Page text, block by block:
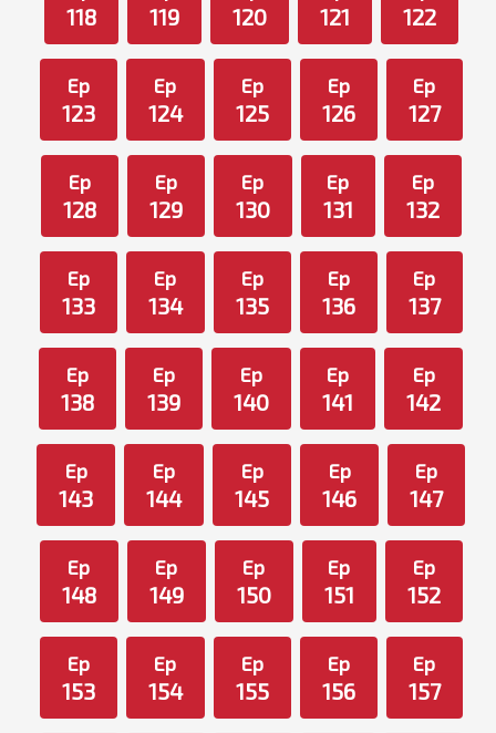
118 119 120 121 122
Ep
123
Ep
124
Ep
125
Ep
126
Ep
127
Ep
128
Ep
129
Ep
130
Ep
131
Ep
132
Ep
133
Ep
134
Ep
135
Ep
136
Ep
137
Ep
138
Ep
139
Ep
140
Ep
141
Ep
142
Ep
143
Ep
144
Ep
145
Ep
146
Ep
147
Ep
148
Ep
149
Ep
150
Ep
151
Ep
152
Ep
153
Ep
154
Ep
155
Ep
156
Ep
157